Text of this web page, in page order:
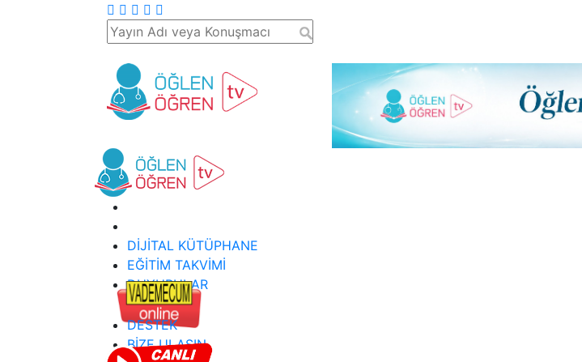
DİJİTAL KÜTÜPHANE
EĞİTİM TAKVİMİ
DUYURULAR
DESTEK
BİZE ULAŞIN